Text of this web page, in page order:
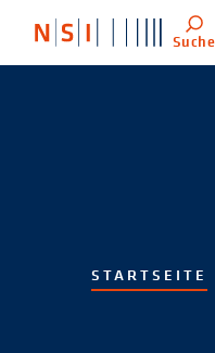
Suche
STARTSEITE